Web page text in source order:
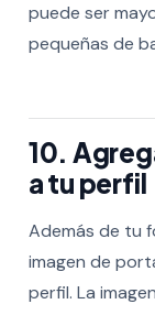
puede ser
pequeñas de
10.
a tu perfil
Además de tu
imagen de
perfil. La